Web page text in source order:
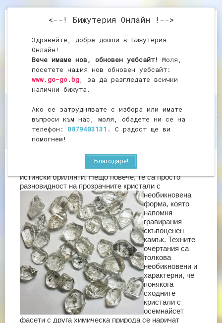
<--! Бижутерия Онлайн !-->
Здравейте, добре дошли в Бижутерия
Онлайн!
Вече имаме нов, обновен уебсайт! Моля,
посетете нашия нов обновен уебсайт:
www.go-go.bg, за да разгледате всички
налични бижута.
Ако се затруднявате с избора или имате
въпроси към нас, моля, обадете ни се на
телефон: 0879403131 . С радост ще ви
помогнем!
Благодаря!
Начало Брилянти на геркмайер
Брилянти на геркмайер
Така наречените брилянти на Геркмайер не са
истински брилянти. Нещо повече, те са просто
разновидност на прозрачните кристали с
необикновена
форма, която
напомня
гравирания
скъпоценен
камък. Техните
очертания са
толкова
необикновени и
характерни, че
понякога
сходните
кристали с
осемнайсет
фасети с друга химическа природа се наричат